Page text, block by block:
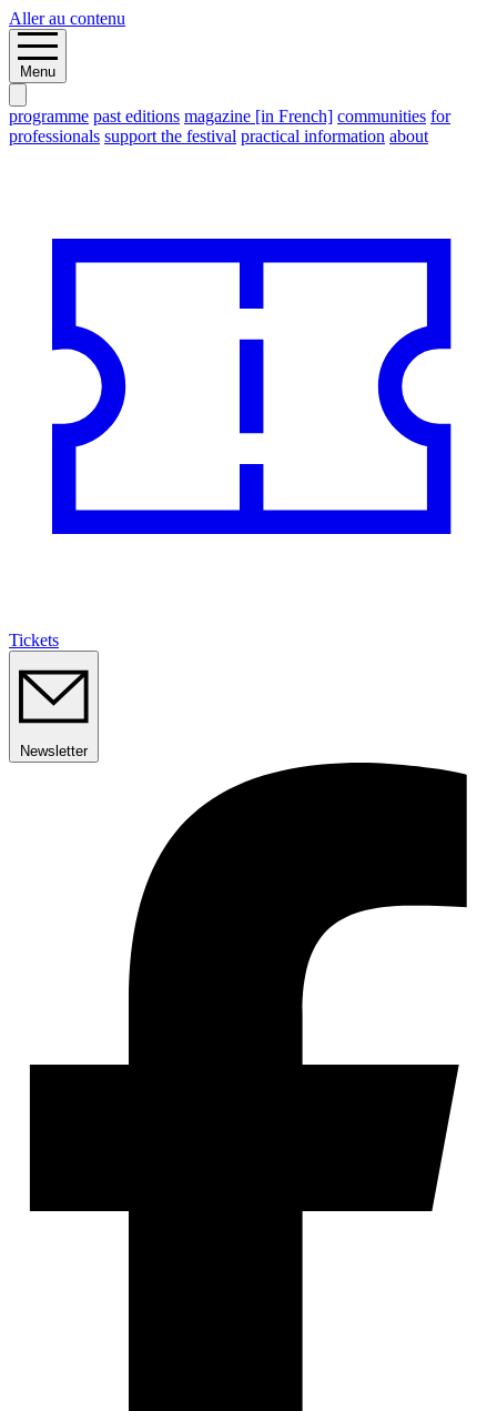
Aller au contenu
Menu
programme past editions magazine [in French] communities for
professionals support the festival practical information about
Tickets
Newsletter